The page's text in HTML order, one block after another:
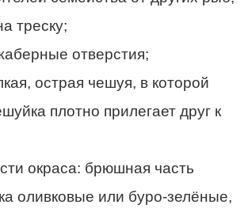
треску;
отверстия;
острая чешуя, в которой
плотно прилегает друг к
окраса: брюшная часть
оливковые или буро-зелёные,